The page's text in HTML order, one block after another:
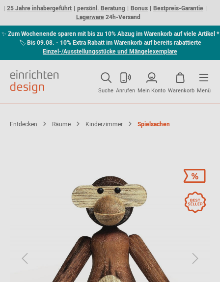
25 Jahre inhabergeführt persönl. Beratung Bonus
Bestpreis-Garantie
Lagerware24h-Versand
✨ Zum Wochenende sparen mit bis zu 10% Abzug im Warenkorb auf viele Artikel *
🏷Bis 09.08. - 10% Extra Rabatt im Warenkorb auf bereits rabattierte
Einzel-/Ausstellungsstücke und Mängelexemplare
Suche Anrufen Mein Konto Warenkorb Menü
Entdecken Räume Kinderzimmer Spielsachen